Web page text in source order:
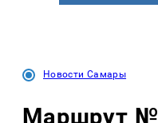
Новости Самары
Маршрут №